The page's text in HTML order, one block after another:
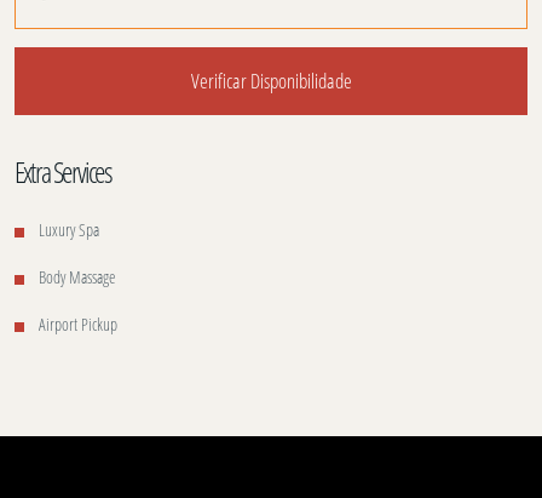
Extra Services
Luxury Spa
Body Massage
Airport Pickup